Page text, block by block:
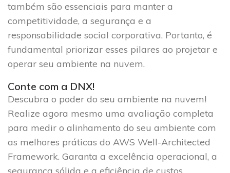
também são essenciais para manter a
competitividade, a segurança e a
responsabilidade social corporativa. Portanto, é
fundamental priorizar esses pilares ao projetar e
operar seu ambiente na nuvem.
Conte com a DNX!
Descubra o poder do seu ambiente na nuvem!
Realize agora mesmo uma avaliação completa
para medir o alinhamento do seu ambiente com
as melhores práticas do AWS Well-Architected
Framework. Garanta a excelência operacional, a